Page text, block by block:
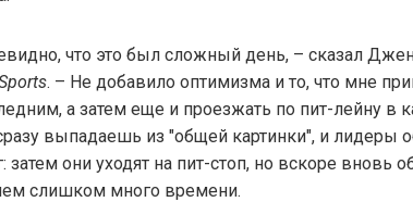
что это был сложный день, – сказал
. – Не добавило оптимизма и то, что мне
а затем еще и проезжать по пит-лейну в
выпадаешь из "общей картинки", и лидеры
затем они уходят на пит-стоп, но вскоре вновь
слишком много времени.